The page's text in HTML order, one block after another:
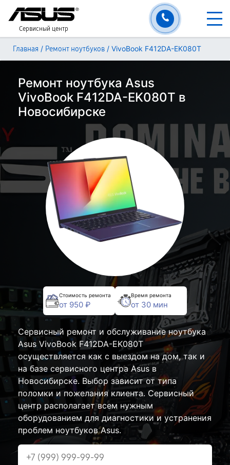
Сервисный центр
Главная / Ремонт ноутбуков / VivoBook F412DA-EK080T
Ремонт ноутбука Asus
VivoBook F412DA-EK080T в
Новосибирске
Стоимость ремонта
от 950 ₽
Время ремонта
от 30 мин
Сервисный ремонт и обслуживание ноутбука
Asus VivoBook F412DA-EK080T
осуществляется как с выездом на дом, так и
на базе сервисного центра Asus в
Новосибирске. Выбор зависит от типа
поломки и пожелания клиента. Сервисный
центр располагает всем нужным
оборудованием для диагностики и устранения
проблем ноутбуков Asus.